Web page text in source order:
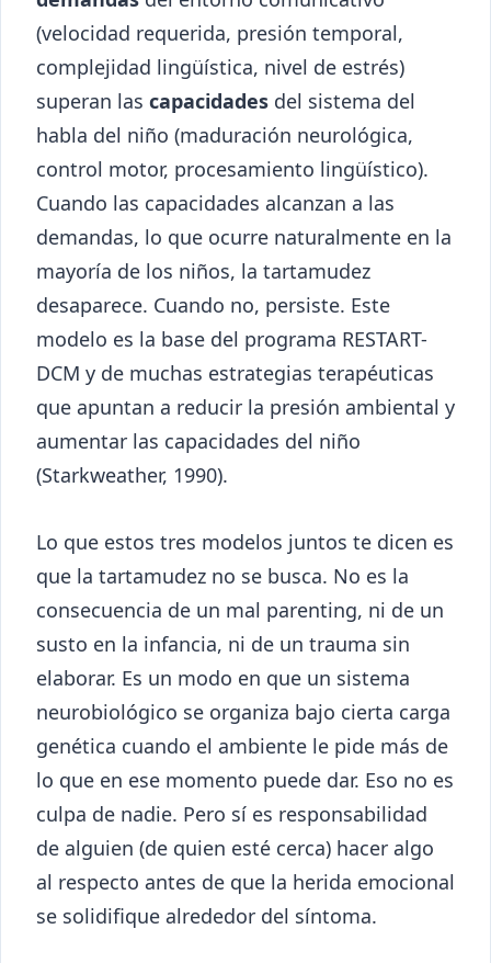
(velocidad requerida, presión temporal,
complejidad lingüística, nivel de estrés)
superan las capacidades del sistema del
habla del niño (maduración neurológica,
control motor, procesamiento lingüístico).
Cuando las capacidades alcanzan a las
demandas, lo que ocurre naturalmente en la
mayoría de los niños, la tartamudez
desaparece. Cuando no, persiste. Este
modelo es la base del programa RESTART-
DCM y de muchas estrategias terapéuticas
que apuntan a reducir la presión ambiental y
aumentar las capacidades del niño
(Starkweather, 1990).
Lo que estos tres modelos juntos te dicen es
que la tartamudez no se busca. No es la
consecuencia de un mal parenting, ni de un
susto en la infancia, ni de un trauma sin
elaborar. Es un modo en que un sistema
neurobiológico se organiza bajo cierta carga
genética cuando el ambiente le pide más de
lo que en ese momento puede dar. Eso no es
culpa de nadie. Pero sí es responsabilidad
de alguien (de quien esté cerca) hacer algo
al respecto antes de que la herida emocional
se solidifique alrededor del síntoma.